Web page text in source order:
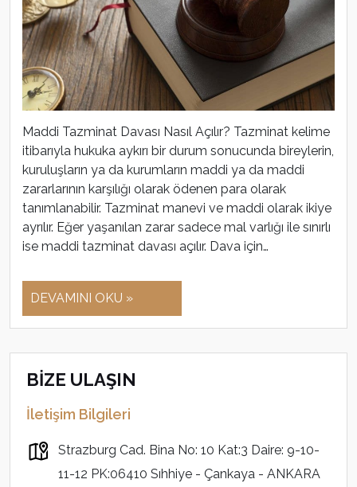
Maddi Tazminat Davası Nasıl Açılır? Tazminat kelime
itibarıyla hukuka aykırı bir durum sonucunda bireylerin,
kuruluşların ya da kurumların maddi ya da maddi
zararlarının karşılığı olarak ödenen para olarak
tanımlanabilir. Tazminat manevi ve maddi olarak ikiye
ayrılır. Eğer yaşanılan zarar sadece mal varlığı ile sınırlı
ise maddi tazminat davası açılır. Dava için…
DEVAMINI OKU »
BİZE ULAŞIN
İletişim Bilgileri
Strazburg Cad. Bina No: 10 Kat:3 Daire: 9-10-
11-12 PK:06410 Sıhhiye - Çankaya - ANKARA